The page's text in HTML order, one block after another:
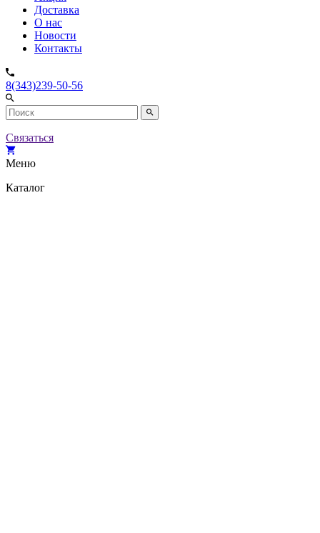
Доставка
О нас
Новости
Контакты
8(343)239-50-56
Связаться
Меню
Каталог